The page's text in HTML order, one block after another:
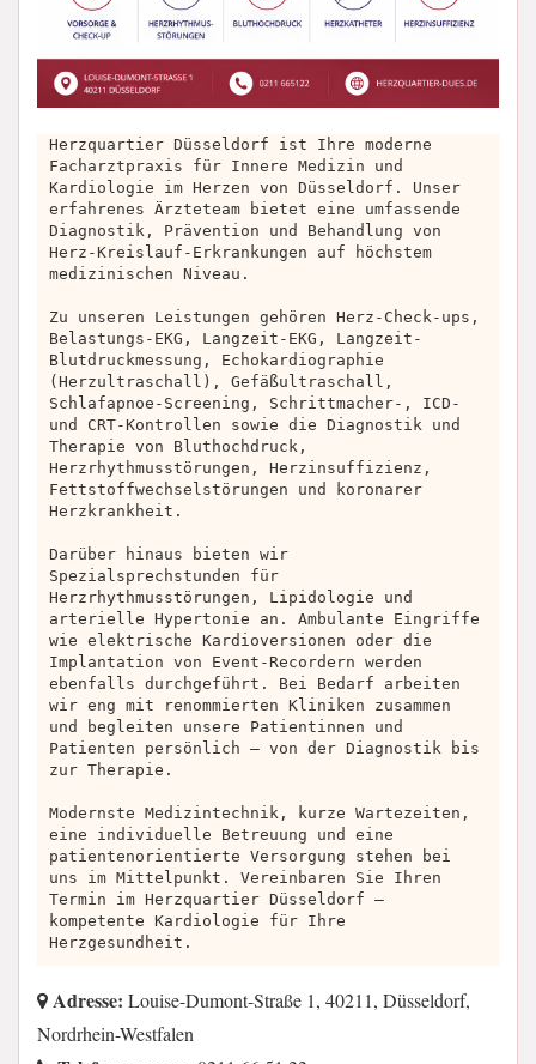
Herzquartier Düsseldorf ist Ihre moderne
Facharztpraxis für Innere Medizin und
Kardiologie im Herzen von Düsseldorf. Unser
erfahrenes Ärzteteam bietet eine umfassende
Diagnostik, Prävention und Behandlung von
Herz-Kreislauf-Erkrankungen auf höchstem
medizinischen Niveau.
Zu unseren Leistungen gehören Herz-Check-ups,
Belastungs-EKG, Langzeit-EKG, Langzeit-
Blutdruckmessung, Echokardiographie
(Herzultraschall), Gefäßultraschall,
Schlafapnoe-Screening, Schrittmacher-, ICD-
und CRT-Kontrollen sowie die Diagnostik und
Therapie von Bluthochdruck,
Herzrhythmusstörungen, Herzinsuffizienz,
Fettstoffwechselstörungen und koronarer
Herzkrankheit.
Darüber hinaus bieten wir
Spezialsprechstunden für
Herzrhythmusstörungen, Lipidologie und
arterielle Hypertonie an. Ambulante Eingriffe
wie elektrische Kardioversionen oder die
Implantation von Event-Recordern werden
ebenfalls durchgeführt. Bei Bedarf arbeiten
wir eng mit renommierten Kliniken zusammen
und begleiten unsere Patientinnen und
Patienten persönlich – von der Diagnostik bis
zur Therapie.
Modernste Medizintechnik, kurze Wartezeiten,
eine individuelle Betreuung und eine
patientenorientierte Versorgung stehen bei
uns im Mittelpunkt. Vereinbaren Sie Ihren
Termin im Herzquartier Düsseldorf –
kompetente Kardiologie für Ihre
Herzgesundheit.
Adresse: Louise-Dumont-Straße 1, 40211, Düsseldorf,
Nordrhein-Westfalen